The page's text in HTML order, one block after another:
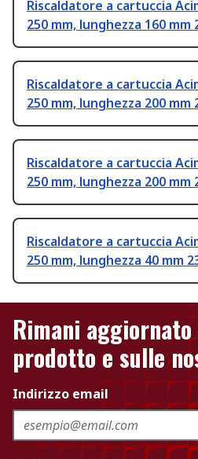
Riscaldatore a cartuccia
250 mm, lunghezza 160 mm
Riscaldatore a cartuccia
250 mm, lunghezza 200 mm
Riscaldatore a cartuccia
250 mm, lunghezza 200 mm
Riscaldatore a cartuccia
250 mm, lunghezza 40 mm
Rimani
prodotto e sulle
Indirizzo email